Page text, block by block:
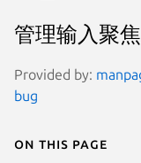
管理输入聚
Provided by:
bug
On this page